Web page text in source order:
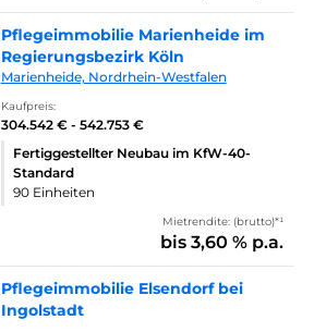
Pflegeimmobilie Marienheide im
Regierungsbezirk Köln
Marienheide, Nordrhein-Westfalen
Kaufpreis:
304.542 € - 542.753 €
Fertiggestellter Neubau im KfW-40-
Standard
90 Einheiten
Mietrendite: (brutto)*¹
bis 3,60 % p.a.
Pflegeimmobilie Elsendorf bei
Ingolstadt